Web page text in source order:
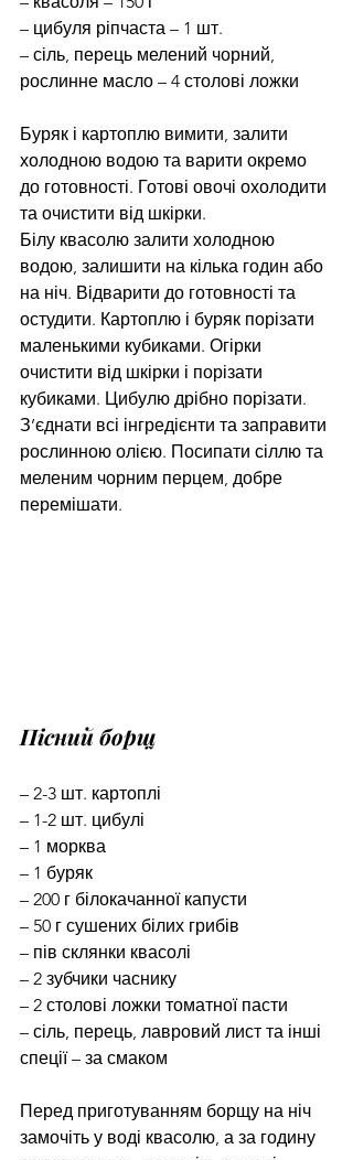
– цибуля ріпчаста – 1 шт.
– сіль, перець мелений чорний,
рослинне масло – 4 столові ложки
Буряк і картоплю вимити, залити
холодною водою та варити окремо
до готовності. Готові овочі охолодити
та очистити від шкірки.
Білу квасолю залити холодною
водою, залишити на кілька годин або
на ніч. Відварити до готовності та
остудити. Картоплю і буряк порізати
маленькими кубиками. Огірки
очистити від шкірки і порізати
кубиками. Цибулю дрібно порізати.
З’єднати всі інгредієнти та заправити
рослинною олією. Посипати сіллю та
меленим чорним перцем, добре
перемішати.
Пісний борщ
– 2-3 шт. картоплі
– 1-2 шт. цибулі
– 1 морква
– 1 буряк
– 200 г білокачанної капусти
– 50 г сушених білих грибів
– пів склянки квасолі
– 2 зубчики часнику
– 2 столові ложки томатної пасти
– сіль, перець, лавровий лист та інші
спеції – за смаком
Перед приготуванням борщу на ніч
замочіть у воді квасолю, а за годину